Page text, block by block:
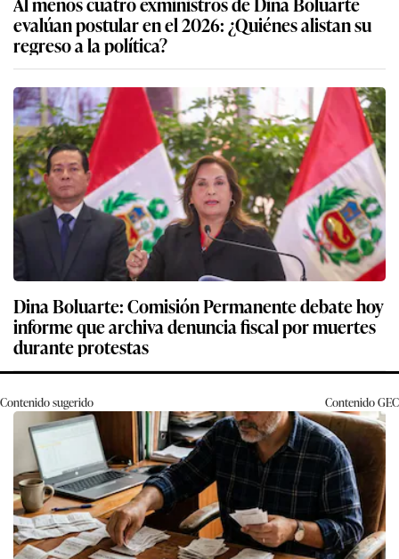
evalúan postular en el 2026: ¿Quiénes alistan su
regreso a la política?
Dina Boluarte: Comisión Permanente debate hoy
informe que archiva denuncia fiscal por muertes
durante protestas
Contenido sugerido ContenidoGEC